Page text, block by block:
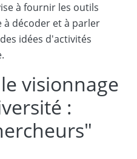
à fournir les outils
décoder et à parler
idées d'activités
visionnage
: